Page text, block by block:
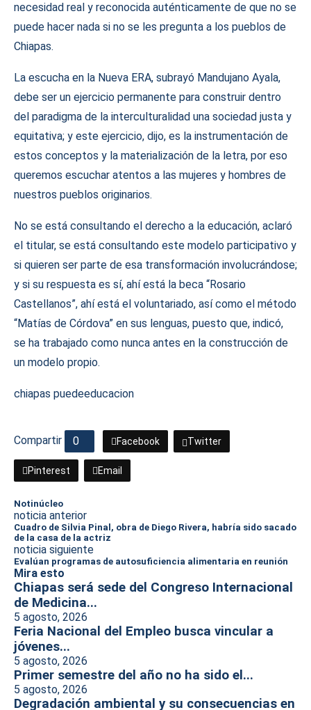
necesidad real y reconocida auténticamente de que no se
puede hacer nada si no se les pregunta a los pueblos de
Chiapas.
La escucha en la Nueva ERA, subrayó Mandujano Ayala,
debe ser un ejercicio permanente para construir dentro
del paradigma de la interculturalidad una sociedad justa y
equitativa; y este ejercicio, dijo, es la instrumentación de
estos conceptos y la materialización de la letra, por eso
queremos escuchar atentos a las mujeres y hombres de
nuestros pueblos originarios.
No se está consultando el derecho a la educación, aclaró
el titular, se está consultando este modelo participativo y
si quieren ser parte de esa transformación involucrándose;
y si su respuesta es sí, ahí está la beca “Rosario
Castellanos”, ahí está el voluntariado, así como el método
“Matías de Córdova” en sus lenguas, puesto que, indicó,
se ha trabajado como nunca antes en la construcción de
un modelo propio.
chiapas puedeeducacion
Compartir 0 Facebook Twitter
Pinterest Email
Notinúcleo
noticia anterior
Cuadro de Silvia Pinal, obra de Diego Rivera, habría sido sacado
de la casa de la actriz
noticia siguiente
Evalúan programas de autosuficiencia alimentaria en reunión
Mira esto
Chiapas será sede del Congreso Internacional
de Medicina...
5 agosto, 2026
Feria Nacional del Empleo busca vincular a
jóvenes...
5 agosto, 2026
Primer semestre del año no ha sido el...
5 agosto, 2026
Degradación ambiental y su consecuencias en